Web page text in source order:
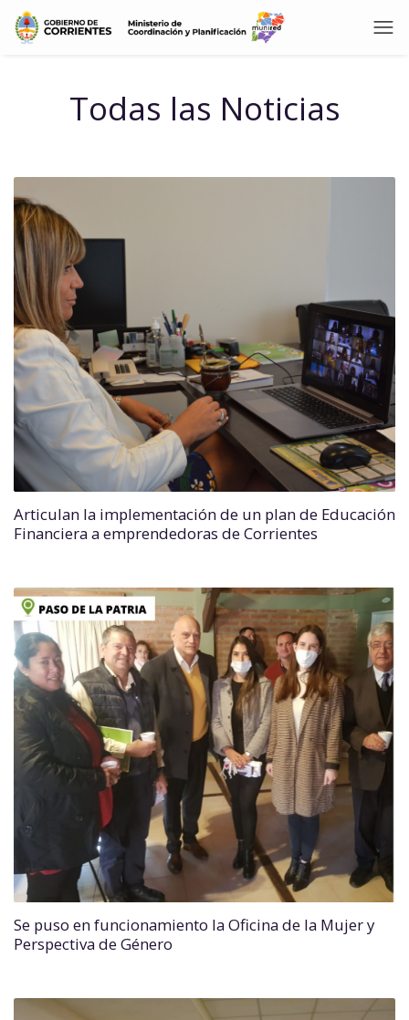
Todas las Noticias
Articulan la implementación de un plan de Educación
Financiera a emprendedoras de Corrientes
Se puso en funcionamiento la Oficina de la Mujer y
Perspectiva de Género